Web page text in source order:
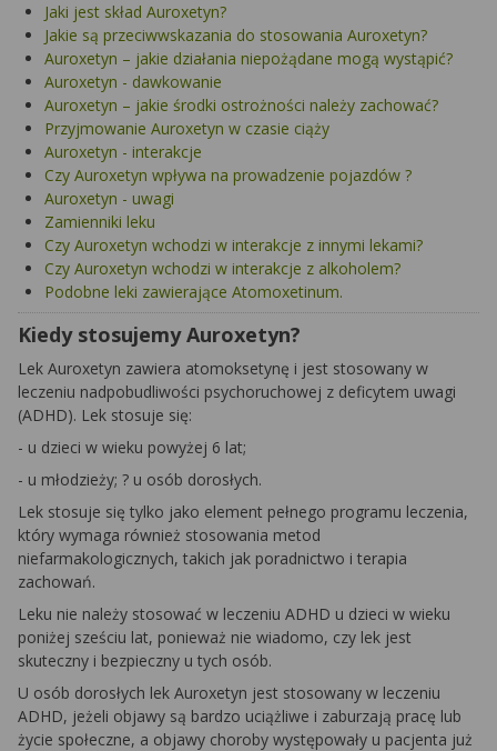
Jaki jest skład Auroxetyn?
Jakie są przeciwwskazania do stosowania Auroxetyn?
Auroxetyn – jakie działania niepożądane mogą wystąpić?
Auroxetyn - dawkowanie
Auroxetyn – jakie środki ostrożności należy zachować?
Przyjmowanie Auroxetyn w czasie ciąży
Auroxetyn - interakcje
Czy Auroxetyn wpływa na prowadzenie pojazdów ?
Auroxetyn - uwagi
Zamienniki leku
Czy Auroxetyn wchodzi w interakcje z innymi lekami?
Czy Auroxetyn wchodzi w interakcje z alkoholem?
Podobne leki zawierające Atomoxetinum.
Kiedy stosujemy Auroxetyn?
Lek Auroxetyn zawiera atomoksetynę i jest stosowany w
leczeniu nadpobudliwości psychoruchowej z deficytem uwagi
(ADHD). Lek stosuje się:
- u dzieci w wieku powyżej 6 lat;
- u młodzieży; ? u osób dorosłych.
Lek stosuje się tylko jako element pełnego programu leczenia,
który wymaga również stosowania metod
niefarmakologicznych, takich jak poradnictwo i terapia
zachowań.
Leku nie należy stosować w leczeniu ADHD u dzieci w wieku
poniżej sześciu lat, ponieważ nie wiadomo, czy lek jest
skuteczny i bezpieczny u tych osób.
U osób dorosłych lek Auroxetyn jest stosowany w leczeniu
ADHD, jeżeli objawy są bardzo uciążliwe i zaburzają pracę lub
życie społeczne, a objawy choroby występowały u pacjenta już